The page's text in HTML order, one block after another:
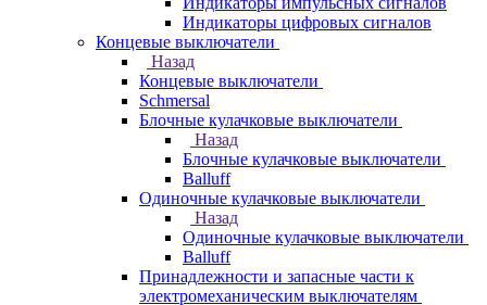
Индикаторы цифровых сигналов
Концевые выключатели
Назад
Концевые выключатели
Schmersal
Блочные кулачковые выключатели
Назад
Блочные кулачковые выключатели
Balluff
Одиночные кулачковые выключатели
Назад
Одиночные кулачковые выключатели
Balluff
Принадлежности и запасные части к
электромеханическим выключателям